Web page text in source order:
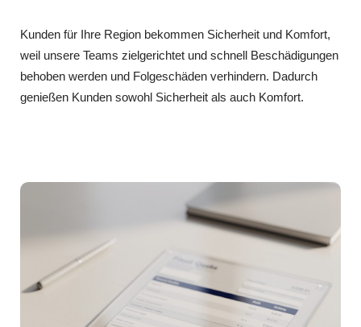
Kunden für Ihre Region bekommen Sicherheit und Komfort,
weil unsere Teams zielgerichtet und schnell Beschädigungen
behoben werden und Folgeschäden verhindern. Dadurch
genießen Kunden sowohl Sicherheit als auch Komfort.